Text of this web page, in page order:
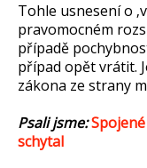
Tohle usnesení o
pravomocném
případě
případ opět vrátit.
zákona ze strany
Psali jsme:
schytal